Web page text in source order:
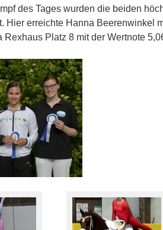
des Tages wurden die beiden
Hier erreichte Hanna Beerenwinkel
Platz 8 mit der Wertnote